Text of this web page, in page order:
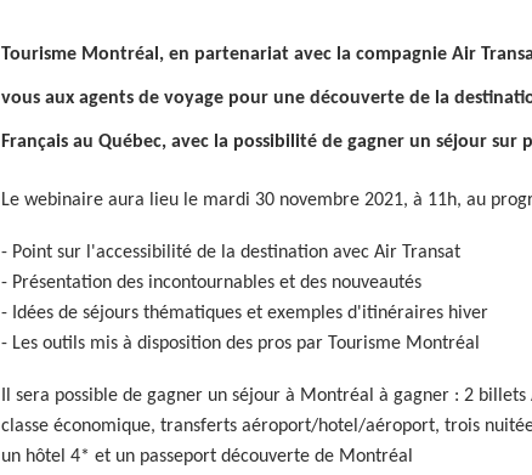
Tourisme Montréal, en partenariat avec la compagnie Air
vous aux agents de voyage pour une découverte de la
Français au Québec, avec la possibilité de gagner un séjour sur
Le webinaire aura lieu le mardi 30 novembre 2021, à 11h, au
- Point sur l'accessibilité de la destination avec Air Transat
- Présentation des incontournables et des nouveautés
- Idées de séjours thématiques et exemples d'itinéraires hiver
- Les outils mis à disposition des pros par Tourisme Montréal
Il sera possible de gagner un séjour à Montréal à gagner : 2 billets
classe économique, transferts aéroport/hotel/aéroport, trois
un hôtel 4* et un passeport découverte de Montréal